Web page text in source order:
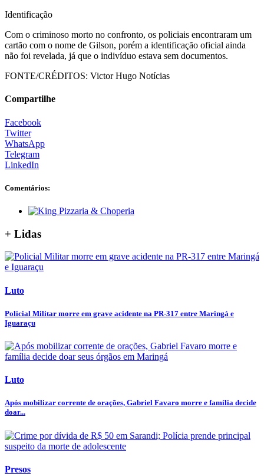
Identificação
Com o criminoso morto no confronto, os policiais encontraram um
cartão com o nome de Gilson, porém a identificação oficial ainda
não foi revelada, já que o indivíduo estava sem documentos.
FONTE/CRÉDITOS: Victor Hugo Notícias
Compartilhe
Facebook
Twitter
WhatsApp
Telegram
LinkedIn
Comentários:
+ Lidas
Luto
Policial Militar morre em grave acidente na PR-317 entre Maringá e
Iguaraçu
Luto
Após mobilizar corrente de orações, Gabriel Favaro morre e família decide
doar...
Presos